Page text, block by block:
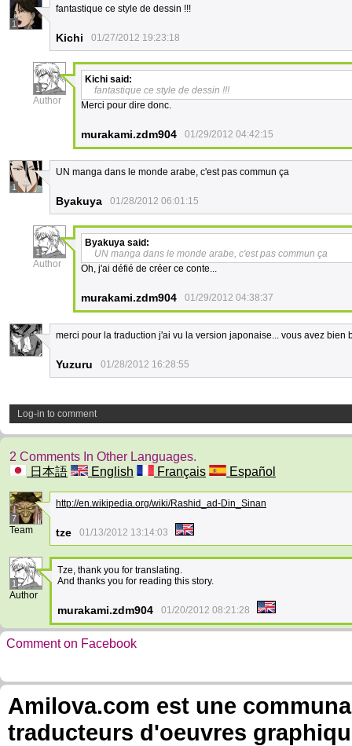
1
fantastique ce style de dessin !!!
Kichi 01/27/2012 19:23:18
1
Author
Kichi said:
fantastique ce style de dessin !!!
Merci pour dire donc.
murakami.zdm904 01/29/2012 04:42:15
1
UN manga dans le monde arabe, c'est pas commun ça
Byakuya 01/28/2012 06:01:15
1
Author
Byakuya said:
UN manga dans le monde arabe, c'est pas commun ça
Oh, j'ai défié de créer ce conte...
murakami.zdm904 01/29/2012 04:38:37
1
merci pour la traduction j'ai vu la version japonaise... vous avez bien
Yuzuru 01/28/2012 16:28:55
Log-in to comment
2 Comments In Other Languages.
日本語
English Français Español
7
Team
http://en.wikipedia.org/wiki/Rashid_ad-Din_Sinan
tze 01/13/2012 13:14:03
1
Author
Tze, thank you for translating.
And thanks you for reading this story.
murakami.zdm904 01/20/2012 08:21:28
Comment on Facebook
Amilova.com est une
traducteurs d'oeuvres